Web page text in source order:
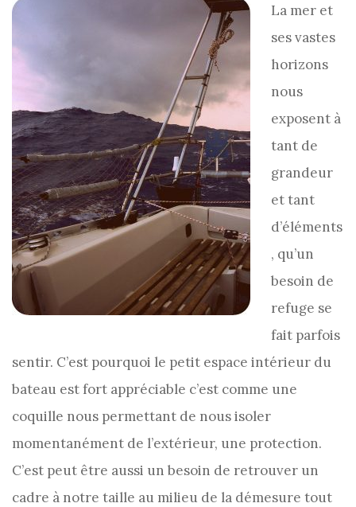
La mer et
ses vastes
horizons
nous
exposent à
tant de
grandeur
et tant
d’éléments
, qu’un
besoin de
refuge se
fait parfois
sentir. C’est pourquoi le petit espace intérieur du
bateau est fort appréciable c’est comme une
coquille nous permettant de nous isoler
momentanément de l’extérieur, une protection.
C’est peut être aussi un besoin de retrouver un
cadre à notre taille au milieu de la démesure tout